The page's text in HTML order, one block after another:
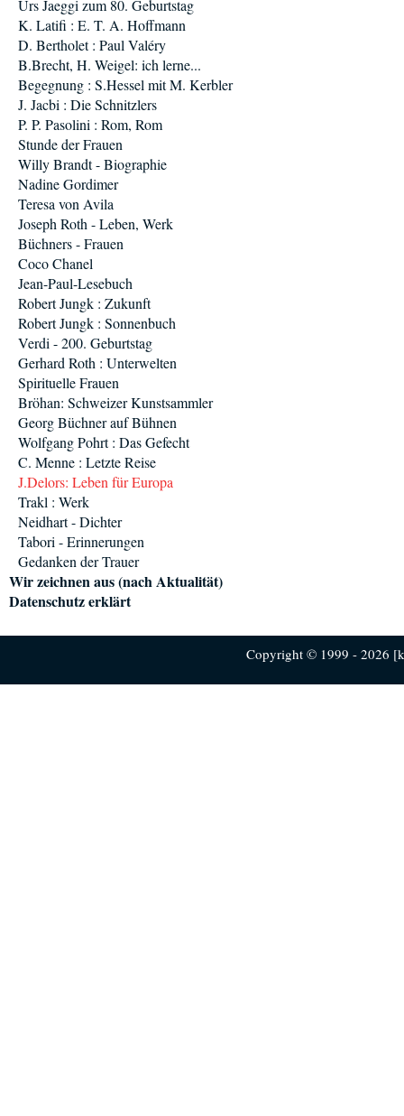
Urs Jaeggi zum 80. Geburtstag
K. Latifi : E. T. A. Hoffmann
D. Bertholet : Paul Valéry
B.Brecht, H. Weigel: ich lerne...
Begegnung : S.Hessel mit M. Kerbler
J. Jacbi : Die Schnitzlers
P. P. Pasolini : Rom, Rom
Stunde der Frauen
Willy Brandt - Biographie
Nadine Gordimer
Teresa von Avila
Joseph Roth - Leben, Werk
Büchners - Frauen
Coco Chanel
Jean-Paul-Lesebuch
Robert Jungk : Zukunft
Robert Jungk : Sonnenbuch
Verdi - 200. Geburtstag
Gerhard Roth : Unterwelten
Spirituelle Frauen
Bröhan: Schweizer Kunstsammler
Georg Büchner auf Bühnen
Wolfgang Pohrt : Das Gefecht
C. Menne : Letzte Reise
J.Delors: Leben für Europa
Trakl : Werk
Neidhart - Dichter
Tabori - Erinnerungen
Gedanken der Trauer
Wir zeichnen aus (nach Aktualität)
Datenschutz erklärt
Copyright © 1999 - 2026